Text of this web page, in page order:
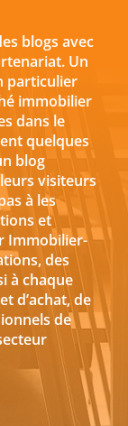
blogs avec
Un
particulier
immobilier
dans le
quelques
blog
visiteurs
à les
et
Immobilier-
des
à chaque
d’achat, de
de